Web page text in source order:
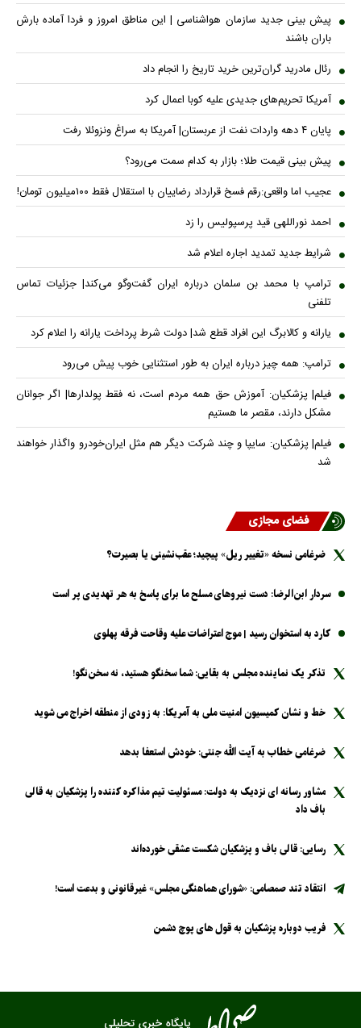
پیش بینی جدید سازمان هواشناسی | این مناطق امروز و فردا آماده بارش
باران باشند
رئال مادرید گران‌ترین خرید تاریخ را انجام داد
آمریکا تحریم‌های جدیدی علیه کوبا اعمال کرد
پایان ۴ دهه واردات نفت از عربستان| آمریکا به سراغ ونزوئلا رفت
پیش بینی قیمت طلا؛ بازار به کدام سمت می‌رود؟
عجیب اما واقعی:رقم فسخ قرارداد رضاییان با استقلال فقط ۱۰۰میلیون تومان!
احمد نوراللهی قید پرسپولیس را زد
شرایط جدید تمدید اجاره اعلام شد
ترامپ با محمد بن سلمان درباره ایران گفت‌وگو می‌کند| جزئیات تماس
تلفنی
یارانه و کالابرگ این افراد قطع شد| دولت شرط پرداخت یارانه را اعلام کرد
ترامپ: همه چیز درباره ایران به طور استثنایی خوب پیش می‌رود
فیلم| پزشکیان: آموزش حق همه مردم است، نه فقط پولدارها| اگر جوانان
مشکل دارند، مقصر ما هستیم
فیلم| پزشکیان: سایپا و چند شرکت دیگر هم مثل ایران‌خودرو واگذار خواهند
شد
فضای مجازی
ضرغامی نسخه «تغییر ریل» پیچید؛ عقب‌نشینی یا بصیرت؟
سردار ابن‌الرضا: دست نیرو‌های مسلح ما برای پاسخ به هر تهدیدی پر است
کارد به استخوان رسید | موج اعتراضات علیه وقاحت فرقه پهلوی
تذکر یک نماینده مجلس به بقایی: شما سخنگو هستید، نه سخن‌نگو!
خط و نشان کمیسیون امنیت ملی به آمریکا: به زودی از منطقه اخراج می شوید
ضرغامی خطاب به آیت الله جنتی: خودش استعفا بدهد
مشاور رسانه ای نزدیک به دولت: مسئولیت تیم مذاکره کننده را پزشکیان به قالی
باف داد
رسایی: قالی باف و پزشکیان شکست عشقی خورده‌اند
انتقاد تند صمصامی: «شورای هماهنگی مجلس» غیرقانونی و بدعت است!
فریب دوباره پزشکیان به قول های پوچ دشمن